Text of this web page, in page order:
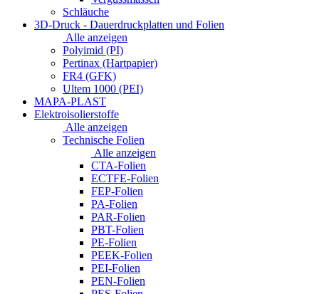
Schläuche
3D-Druck - Dauerdruckplatten und Folien
Alle anzeigen
Polyimid (PI)
Pertinax (Hartpapier)
FR4 (GFK)
Ultem 1000 (PEI)
MAPA-PLAST
Elektroisolierstoffe
Alle anzeigen
Technische Folien
Alle anzeigen
CTA-Folien
ECTFE-Folien
FEP-Folien
PA-Folien
PAR-Folien
PBT-Folien
PE-Folien
PEEK-Folien
PEI-Folien
PEN-Folien